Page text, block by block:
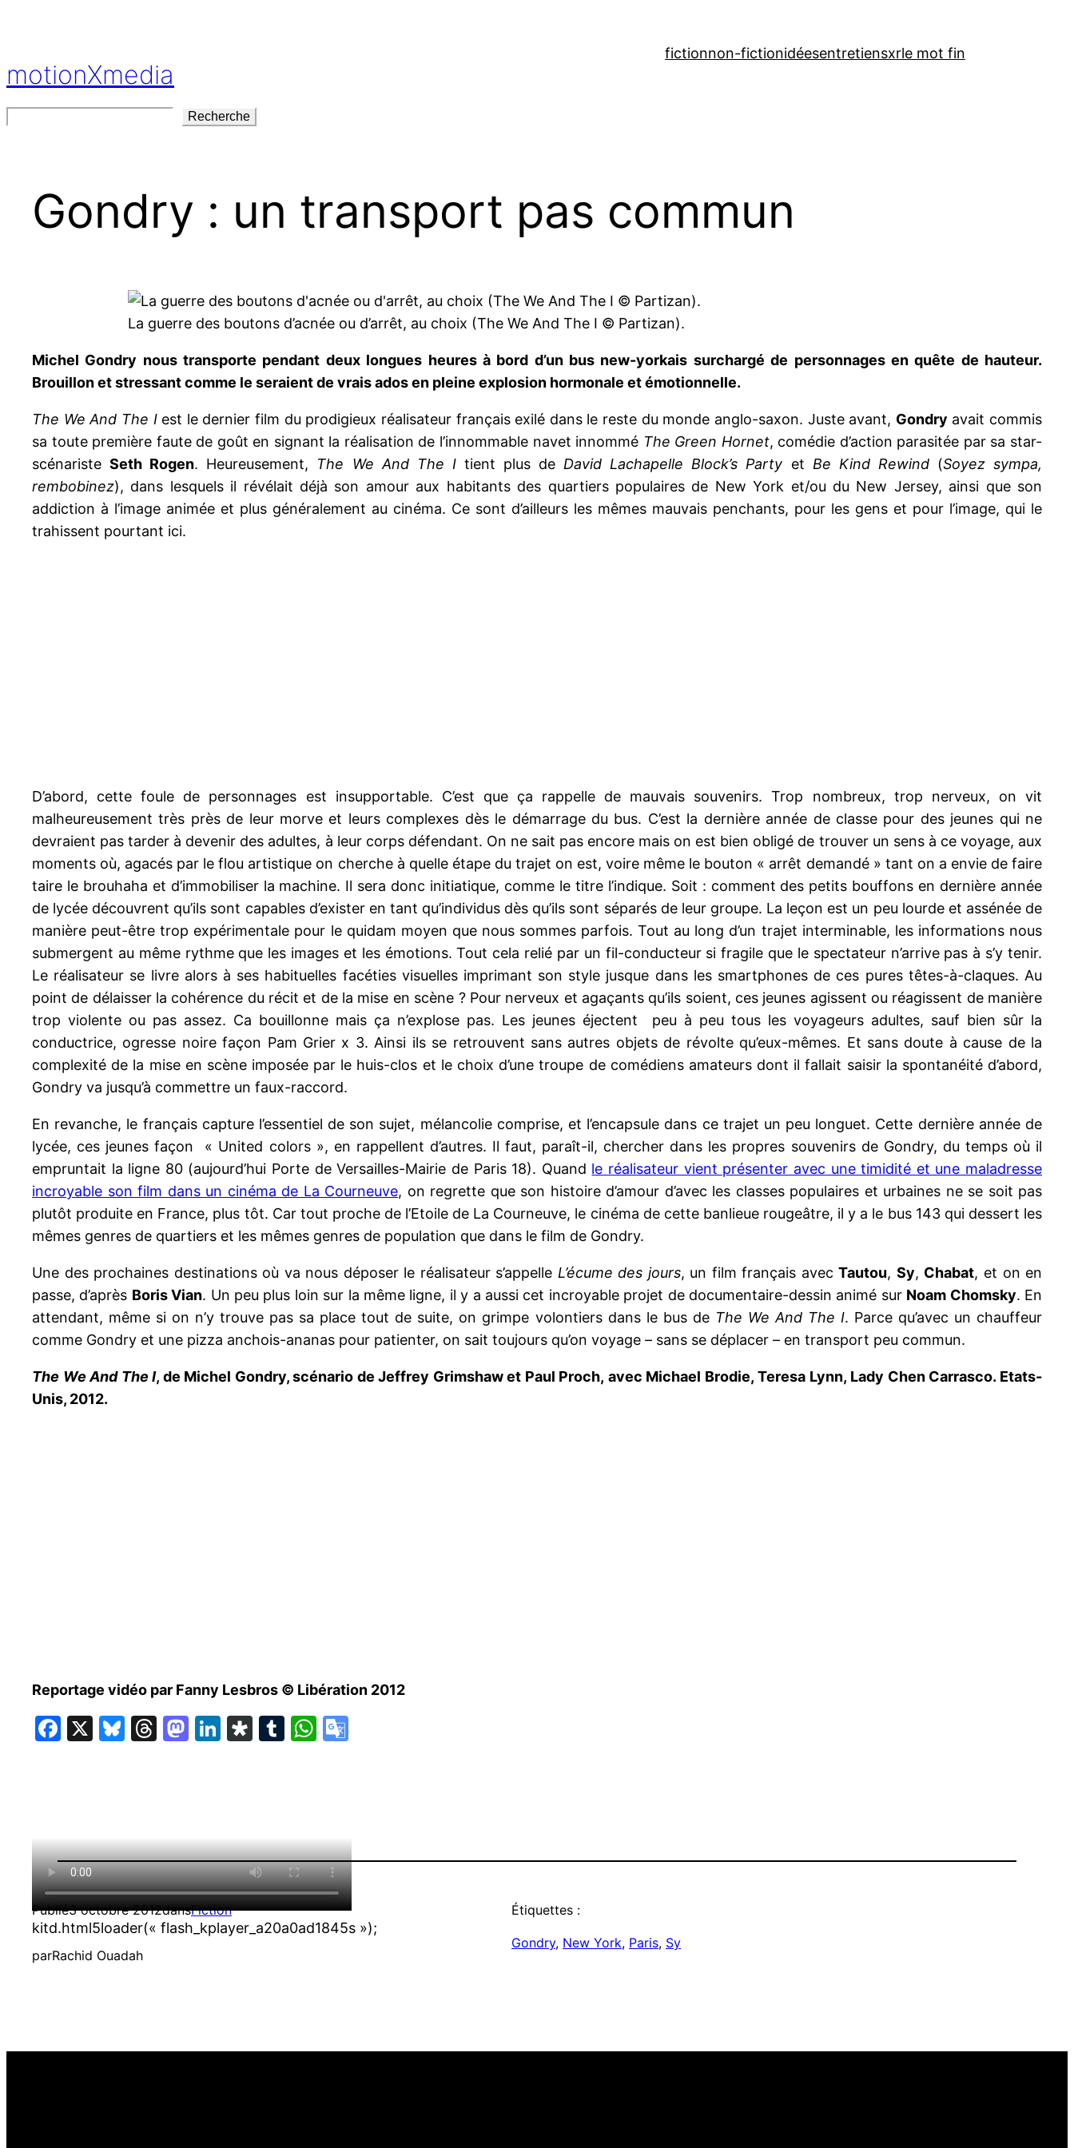
motionXmedia
fictionnon-fictionidéesentretiensxrle mot fin
Recherche
Gondry : un transport pas commun
La guerre des boutons d’acnée ou d’arrêt, au choix (The We And The I © Partizan).
Michel Gondry nous transporte pendant deux longues heures à bord d’un bus new-yorkais surchargé de personnages en quête de hauteur.
Brouillon et stressant comme le seraient de vrais ados en pleine explosion hormonale et émotionnelle.
The We And The Iest le dernier film du prodigieux réalisateur français exilé dans le reste du monde anglo-saxon. Juste avant, Gondry avait commis
sa toute première faute de goût en signant la réalisation de l’innommable navet innommé The Green Hornet, comédie d’action parasitée par sa star-
scénaristeSeth Rogen. Heureusement, The We And The Itient plus de David Lachapelle Block’s Party et Be Kind Rewind(Soyez sympa,
rembobinez), dans lesquels il révélait déjà son amour aux habitants des quartiers populaires de New York et/ou du New Jersey, ainsi que son
addiction à l’image animée et plus généralement au cinéma. Ce sont d’ailleurs les mêmes mauvais penchants, pour les gens et pour l’image, qui le
trahissent pourtant ici.
D’abord, cette foule de personnages est insupportable. C’est que ça rappelle de mauvais souvenirs. Trop nombreux, trop nerveux, on vit
malheureusement très près de leur morve et leurs complexes dès le démarrage du bus. C’est la dernière année de classe pour des jeunes qui ne
devraient pas tarder à devenir des adultes, à leur corps défendant. On ne sait pas encore mais on est bien obligé de trouver un sens à ce voyage, aux
moments où, agacés par le flou artistique on cherche à quelle étape du trajet on est, voire même le bouton « arrêt demandé » tant on a envie de faire
taire le brouhaha et d’immobiliser la machine. Il sera donc initiatique, comme le titre l’indique. Soit : comment des petits bouffons en dernière année
de lycée découvrent qu’ils sont capables d’exister en tant qu’individus dès qu’ils sont séparés de leur groupe. La leçon est un peu lourde et assénée de
manière peut-être trop expérimentale pour le quidam moyen que nous sommes parfois. Tout au long d’un trajet interminable, les informations nous
submergent au même rythme que les images et les émotions. Tout cela relié par un fil-conducteur si fragile que le spectateur n’arrive pas à s’y tenir.
Le réalisateur se livre alors à ses habituelles facéties visuelles imprimant son style jusque dans les smartphones de ces pures têtes-à-claques. Au
point de délaisser la cohérence du récit et de la mise en scène ? Pour nerveux et agaçants qu’ils soient, ces jeunes agissent ou réagissent de manière
trop violente ou pas assez. Ca bouillonne mais ça n’explose pas. Les jeunes éjectent peu à peu tous les voyageurs adultes, sauf bien sûr la
conductrice, ogresse noire façon Pam Grier x 3. Ainsi ils se retrouvent sans autres objets de révolte qu’eux-mêmes. Et sans doute à cause de la
complexité de la mise en scène imposée par le huis-clos et le choix d’une troupe de comédiens amateurs dont il fallait saisir la spontanéité d’abord,
Gondry va jusqu’à commettre un faux-raccord.
En revanche, le français capture l’essentiel de son sujet, mélancolie comprise, et l’encapsule dans ce trajet un peu longuet. Cette dernière année de
lycée, ces jeunes façon « United colors », en rappellent d’autres. Il faut, paraît-il, chercher dans les propres souvenirs de Gondry, du temps où il
empruntait la ligne 80 (aujourd’hui Porte de Versailles-Mairie de Paris 18). Quand le réalisateur vient présenter avec une timidité et une maladresse
incroyable son film dans un cinéma de La Courneuve, on regrette que son histoire d’amour d’avec les classes populaires et urbaines ne se soit pas
plutôt produite en France, plus tôt. Car tout proche de l’Etoile de La Courneuve, le cinéma de cette banlieue rougeâtre, il y a le bus 143 qui dessert les
mêmes genres de quartiers et les mêmes genres de population que dans le film de Gondry.
Une des prochaines destinations où va nous déposer le réalisateur s’appelle L’écume des jours, un film français avecTautou, Sy, Chabat, et on en
passe, d’après Boris Vian. Un peu plus loin sur la même ligne, il y a aussi cet incroyable projet de documentaire-dessin animé sur Noam Chomsky. En
attendant, même si on n’y trouve pas sa place tout de suite, on grimpe volontiers dans le bus de The We And The I. Parce qu’avec un chauffeur
comme Gondry et une pizza anchois-ananas pour patienter, on sait toujours qu’on voyage – sans se déplacer – en transport peu commun.
The We And The I, de Michel Gondry, scénario de Jeffrey Grimshaw et Paul Proch, avec Michael Brodie, Teresa Lynn, Lady Chen Carrasco. Etats-
Unis, 2012.
kitd.html5loader(« flash_kplayer_a20a0ad1845s »);
Reportage vidéo par Fanny Lesbros © Libération 2012
Facebook
X Bluesky
Threads
Mastodon
LinkedIn
Diaspora
TumblrWhatsApp
Publié3 octobre 2012dansFiction
parRachid Ouadah
Étiquettes :
Gondry, New York, Paris, Sy